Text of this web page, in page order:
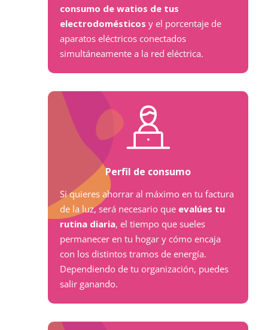
consumo de watios de tus
electrodomésticos y el porcentaje de
aparatos eléctricos conectados
simultáneamente a la red eléctrica.
Perfil de consumo
Si quieres ahorrar al máximo en tu factura
de la luz, será necesario que evalúes tu
rutina diaria, el tiempo que sueles
permanecer en tu hogar y cómo encaja
con los distintos tramos de energía.
Dependiendo de tu organización, puedes
salir ganando.